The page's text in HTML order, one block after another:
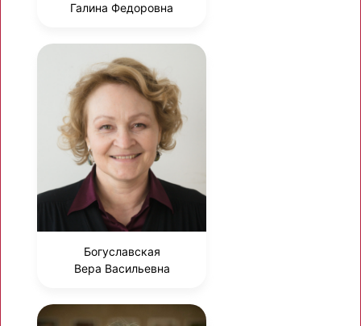
Галина Федоровна
Богуславская
Вера Васильевна